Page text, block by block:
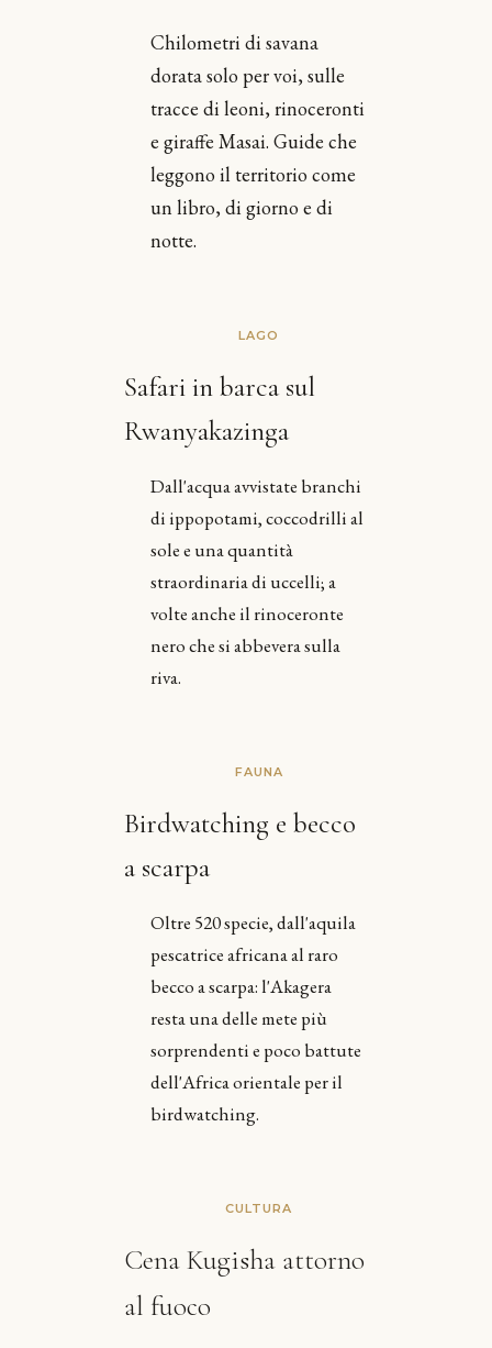
Chilometri di savana
dorata solo per voi, sulle
tracce di leoni, rinoceronti
e giraffe Masai. Guide che
leggono il territorio come
un libro, di giorno e di
notte.
LAGO
Safari in barca sul
Rwanyakazinga
Dall'acqua avvistate branchi
di ippopotami, coccodrilli al
sole e una quantità
straordinaria di uccelli; a
volte anche il rinoceronte
nero che si abbevera sulla
riva.
FAUNA
Birdwatching e becco
a scarpa
Oltre 520 specie, dall'aquila
pescatrice africana al raro
becco a scarpa: l'Akagera
resta una delle mete più
sorprendenti e poco battute
dell'Africa orientale per il
birdwatching.
CULTURA
Cena Kugisha attorno
al fuoco